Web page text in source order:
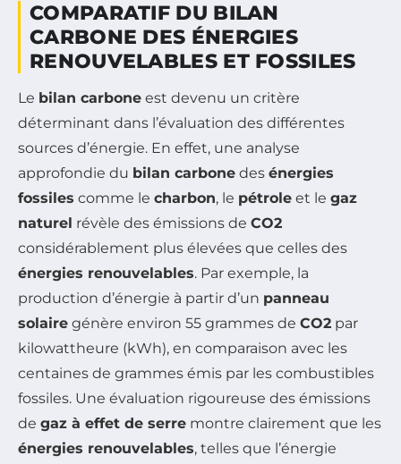
COMPARATIF DU BILAN
CARBONE DES ÉNERGIES
RENOUVELABLES ET FOSSILES
Le bilan carbone est devenu un critère
déterminant dans l’évaluation des différentes
sources d’énergie. En effet, une analyse
approfondie du bilan carbone des énergies
fossiles comme le charbon, le pétrole et le gaz
naturel révèle des émissions de CO2
considérablement plus élevées que celles des
énergies renouvelables. Par exemple, la
production d’énergie à partir d’un panneau
solaire génère environ 55 grammes de CO2 par
kilowattheure (kWh), en comparaison avec les
centaines de grammes émis par les combustibles
fossiles. Une évaluation rigoureuse des émissions
de gaz à effet de serre montre clairement que les
énergies renouvelables, telles que l’énergie